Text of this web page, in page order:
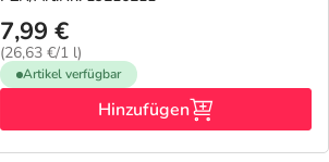
7,99 €
(26,63 €/1 l)
Artikel verfügbar
Hinzufügen